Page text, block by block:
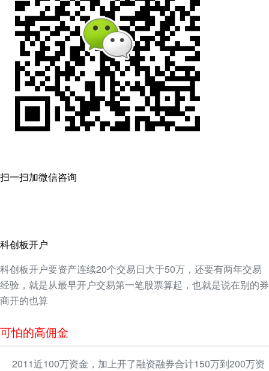
扫一扫加微信咨询
科创板开户
科创板开户要资产连续20个交易日大于50万，还要有两年交易
经验，就是从最早开户交易第一笔股票算起，也就是说在别的券
商开的也算
可怕的高佣金
2011近100万资金，加上开了融资融券合计150万到200万资